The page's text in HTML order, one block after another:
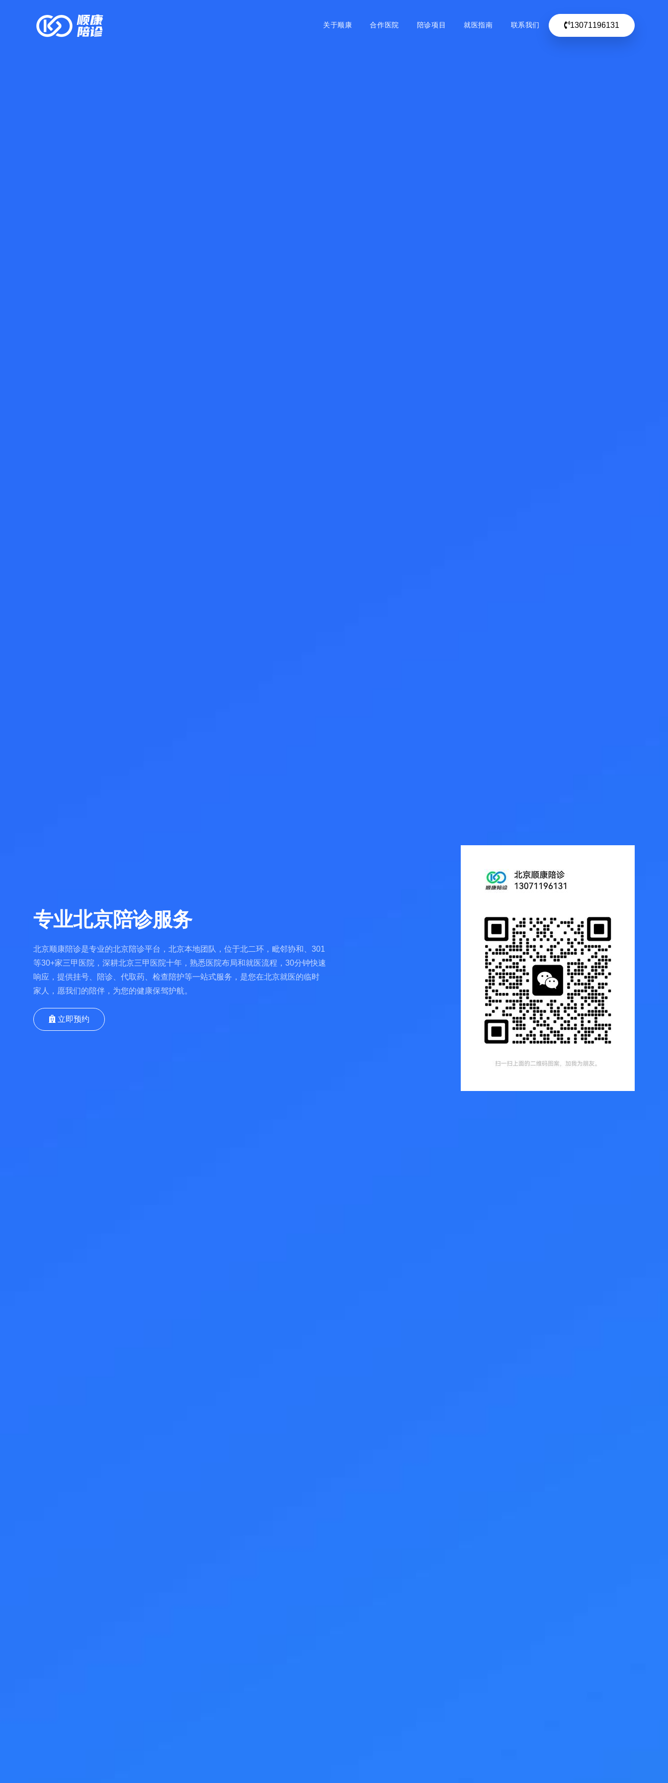
关于顺康 合作医院 陪诊项目 就医指南 联系我们 13071196131
专业北京陪诊服务
北京顺康陪诊是专业的北京陪诊平台，北京本地团队，位于北二环，毗邻协和、301
等30+家三甲医院，深耕北京三甲医院十年，熟悉医院布局和就医流程，30分钟快速
响应，提供挂号、陪诊、代取药、检查陪护等一站式服务，是您在北京就医的临时
家人，愿我们的陪伴，为您的健康保驾护航。
立即预约